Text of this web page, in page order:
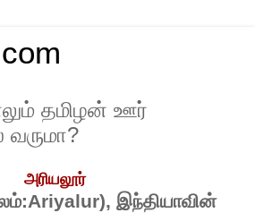
தமிழன் ஊர்
அரியலூர்
:Ariyalur), இந்தியாவின்